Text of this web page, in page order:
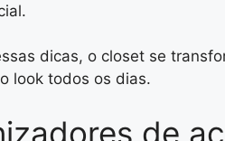
dicas, o closet se
look todos os dias.
de